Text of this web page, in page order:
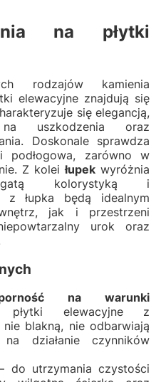
na płytki
rodzajów kamienia
elewacyjne znajdują się
się elegancją,
uszkodzenia oraz
Doskonale sprawdza
podłogowa, zarówno w
Z koleiłupek wyróżnia
kolorystyką i
z łupka będą idealnym
jak i przestrzeni
urok oraz
na warunki
elewacyjne z
blakną, nie odbarwiają
działanie czynników
do utrzymania czystości